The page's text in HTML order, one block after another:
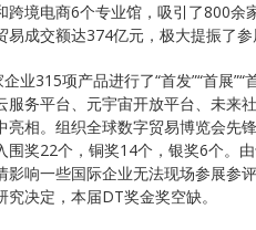
跨境电商6个专业馆，吸引了800余
易成交额达374亿元，极大提振了
业315项产品进行了“首发”“首展
服务平台、元宇宙开放平台、未来
亮相。组织全球数字贸易博览会先
围奖22个，铜奖14个，银奖6个。
影响一些国际企业无法现场参展参
究决定，本届DT奖金奖空缺。